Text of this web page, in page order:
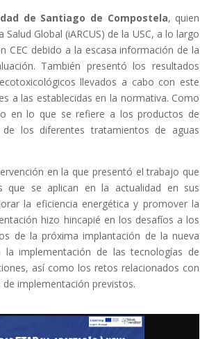
de Santiago de Compostela, quien
Global (iARCUS) de la USC, a lo largo
CEC debido a la escasa información de la
También presentó los resultados
llevados a cabo con este
a las establecidas en la normativa. Como
en lo que se refiere a los productos de
los diferentes tratamientos de aguas
en la que presentó el trabajo que
que se aplican en la actualidad en sus
la eficiencia energética y promover la
hizo hincapié en los desafíos a los
de la próxima implantación de la nueva
la implementación de las tecnologías de
así como los retos relacionados con
implementación previstos.